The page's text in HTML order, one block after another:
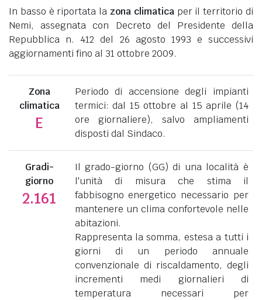
In basso è riportata la zona climaticaper il territorio di
Nemi, assegnata con Decreto del Presidente della
Repubblica n. 412 del 26 agosto 1993 e successivi
aggiornamenti fino al 31 ottobre 2009.
Zona
climatica
E
Periodo di accensione degli impianti
termici: dal 15 ottobre al 15 aprile (14
ore giornaliere), salvo ampliamenti
disposti dal Sindaco.
Gradi-
giorno
2.161
Il grado-giorno (GG) di una località è
l'unità di misura che stima il
fabbisogno energetico necessario per
mantenere un clima confortevole nelle
abitazioni.
Rappresenta la somma, estesa a tutti i
giorni di un periodo annuale
convenzionale di riscaldamento, degli
incrementi medi giornalieri di
temperatura necessari per